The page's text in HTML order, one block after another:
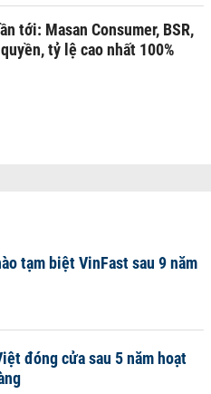
tới: Masan Consumer, BSR,
tỷ lệ cao nhất 100%
tạm biệt VinFast sau 9 năm
đóng cửa sau 5 năm hoạt